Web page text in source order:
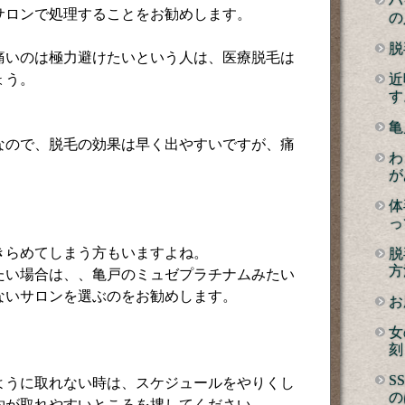
ンで処理することをお勧めします。
のは極力避けたいという人は、医療脱毛は
。
で、脱毛の効果は早く出やすいですが、痛
めてしまう方もいますよね。
場合は、、亀戸のミュゼプラチナムみたい
サロンを選ぶのをお勧めします。
に取れない時は、スケジュールをやりくし
刻